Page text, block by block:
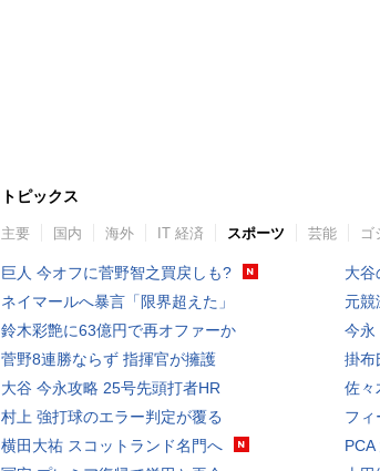
トピックス
主要 国内 海外 IT 経済 スポーツ 芸能 ゴ
巨人 今オフに菅野智之買戻しも?
ネイマールへ暴言「限界超えた」
鈴木彩艶に63億円で再オファーか
菅野8連勝ならず 指揮官が擁護
大谷 今永攻略 25号先頭打者HR
村上 強打球のエラー判定が覆る
横田大祐 スコットランド名門へ
大谷
元競
今永
掛布
佐々
フィ